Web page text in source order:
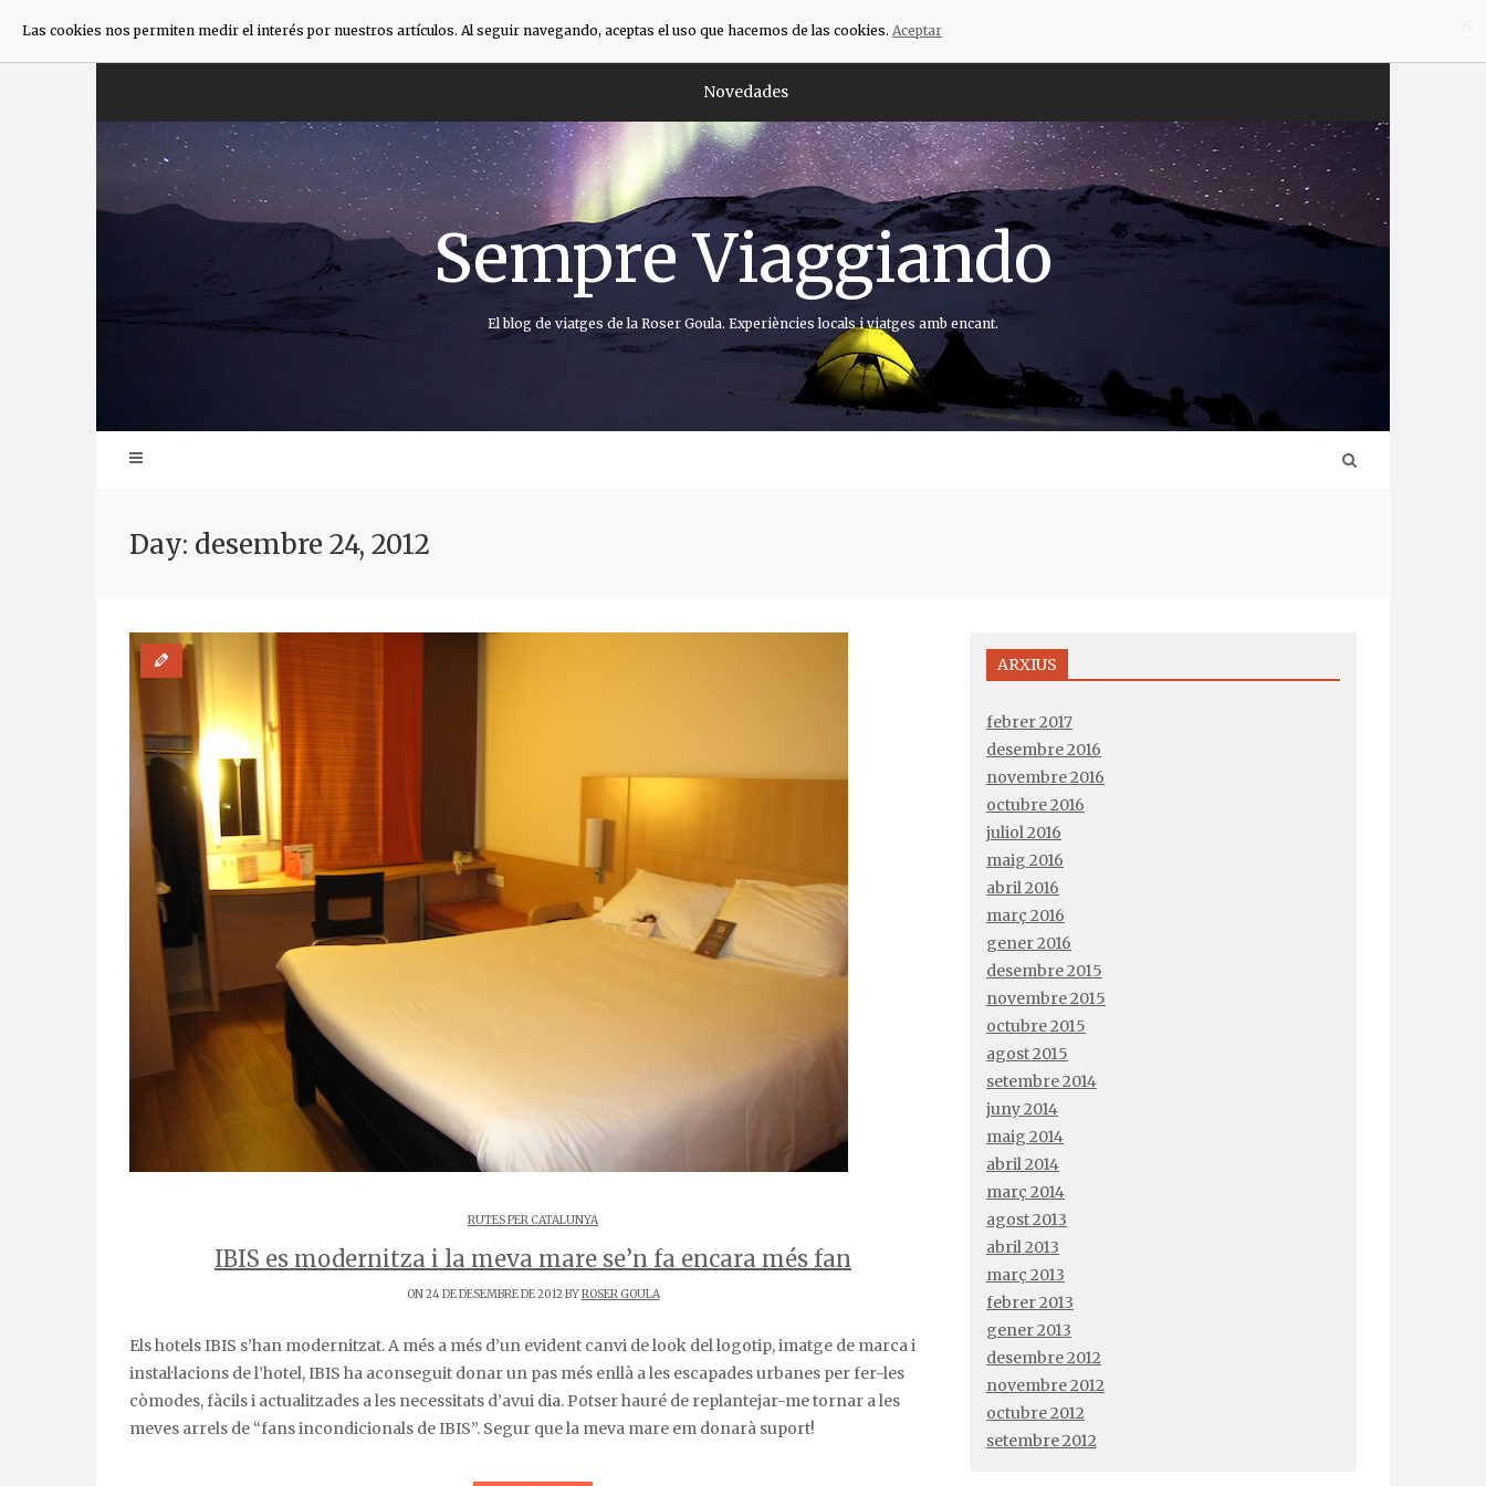
Novedades
Sempre Viaggiando
El blog de viatges de la Roser Goula. Experiències locals i viatges amb encant.
Day: desembre 24, 2012
RUTES PER CATALUNYA
IBIS es modernitza i la meva mare se’n fa encara més fan
ON 24 DE DESEMBRE DE 2012 BYROSER GOULA
Els hotels IBIS s’han modernitzat. A més a més d’un evident canvi de look del logotip, imatge de marca i
instal·lacions de l’hotel, IBIS ha aconseguit donar un pas més enllà a les escapades urbanes per fer-les
còmodes, fàcils i actualitzades a les necessitats d’avui dia. Potser hauré de replantejar-me tornar a les
meves arrels de “fans incondicionals de IBIS”. Segur que la meva mare em donarà suport!
ARXIUS
febrer 2017
desembre 2016
novembre 2016
octubre 2016
juliol 2016
maig 2016
abril 2016
març 2016
gener 2016
desembre 2015
novembre 2015
octubre 2015
agost 2015
setembre 2014
juny 2014
maig 2014
abril 2014
març 2014
agost 2013
abril 2013
març 2013
febrer 2013
gener 2013
desembre 2012
novembre 2012
octubre 2012
setembre 2012
Las cookies nos permiten medir el interés por nuestros artículos. Al seguir navegando, aceptas el uso que hacemos de las cookies. Aceptar